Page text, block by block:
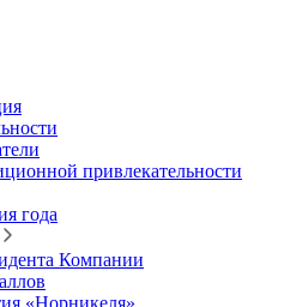
привлекательности
года
Компании
«Норникеля»